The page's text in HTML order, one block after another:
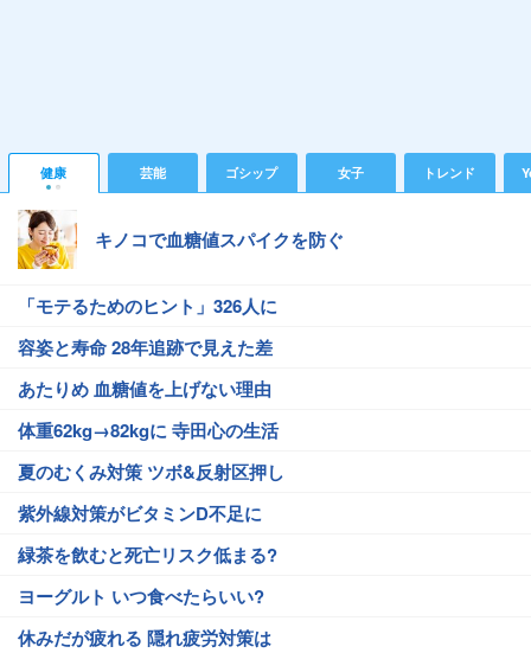
健康 芸能 ゴシップ 女子 トレンド
キノコで血糖値スパイクを防ぐ
「モテるためのヒント」326人に
容姿と寿命 28年追跡で見えた差
あたりめ 血糖値を上げない理由
体重62kg→82kgに 寺田心の生活
夏のむくみ対策 ツボ&反射区押し
紫外線対策がビタミンD不足に
緑茶を飲むと死亡リスク低まる?
ヨーグルト いつ食べたらいい?
休みだが疲れる 隠れ疲労対策は